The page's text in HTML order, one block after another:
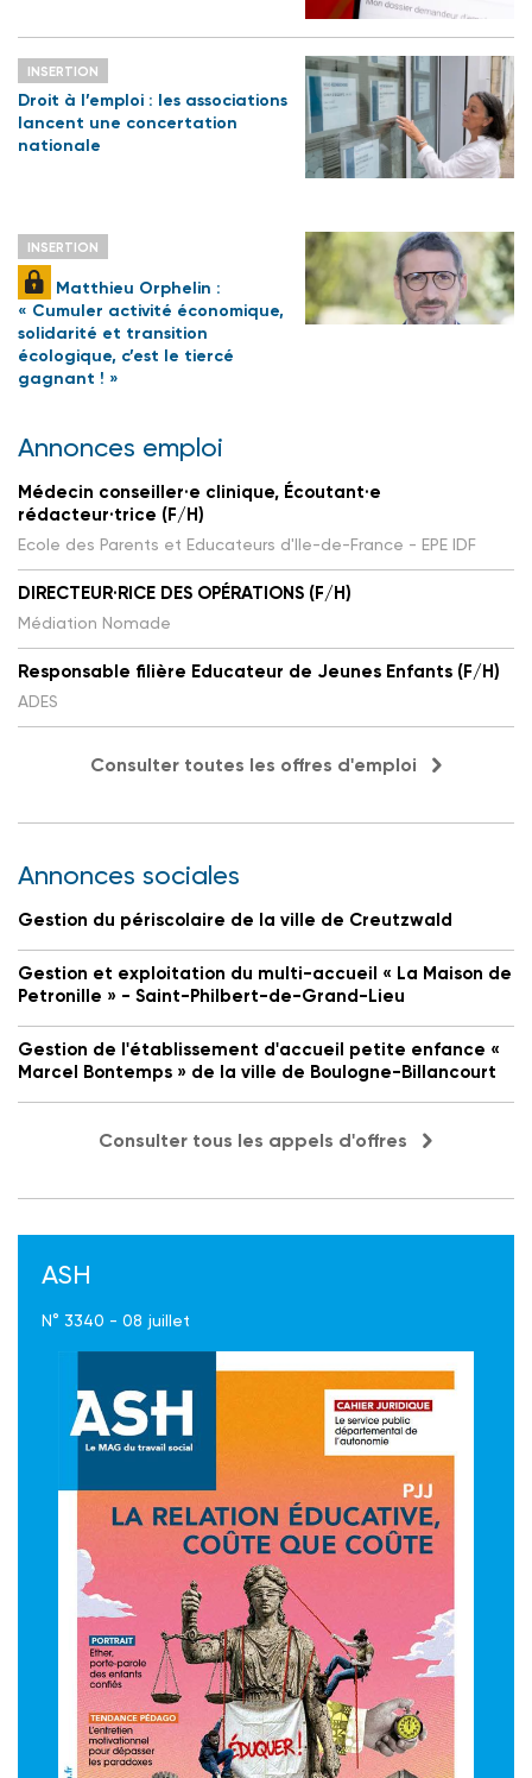
INSERTION
Droit à l’emploi : les associations
lancent une concertation
nationale
INSERTION
Matthieu Orphelin :
« Cumuler activité économique,
solidarité et transition
écologique, c’est le tiercé
gagnant ! »
Annonces emploi
Médecin conseiller·e clinique, Écoutant·e
rédacteur·trice (F/H)
Ecole des Parents et Educateurs d'Ile-de-France - EPE IDF
DIRECTEUR·RICE DES OPÉRATIONS (F/H)
Médiation Nomade
Responsable filière Educateur de Jeunes Enfants (F/H)
ADES
Consulter toutes les offres d'emploi
Annonces sociales
Gestion du périscolaire de la ville de Creutzwald
Gestion et exploitation du multi-accueil « La Maison de
Petronille » - Saint-Philbert-de-Grand-Lieu
Gestion de l'établissement d'accueil petite enfance «
Marcel Bontemps » de la ville de Boulogne-Billancourt
Consulter tous les appels d'offres
ASH
N° 3340 - 08 juillet